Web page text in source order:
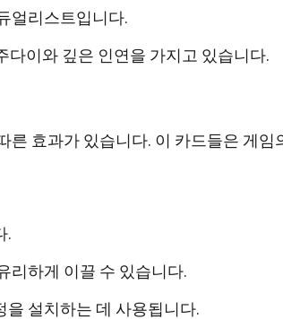
얼리스트입니다.
다이와 깊은 인연을 가지고 있습니다.
른 효과가 있습니다. 이 카드들은 게임
.
리하게 이끌 수 있습니다.
설치하는 데 사용됩니다.